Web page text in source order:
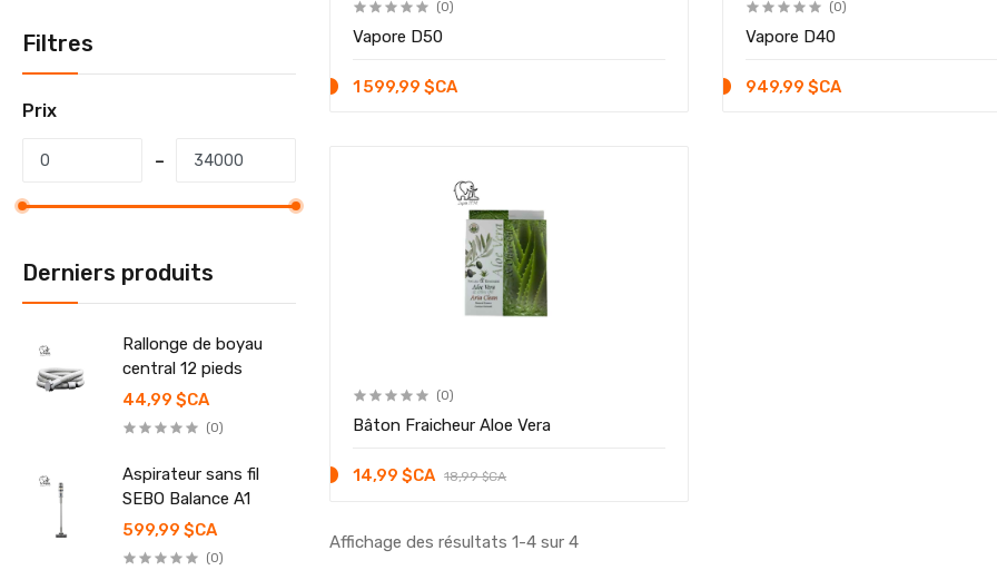
Filtres
Prix
Derniers produits
Rallonge de boyau
central 12 pieds
44,99 $CA
(0)
Aspirateur sans fil
SEBO Balance A1
599,99 $CA
(0)
(0)
Vapore D50
1 599,99 $CA
(0)
Vapore D40
949,99 $CA
(0)
Bâton Fraicheur Aloe Vera
14,99 $CA 18,99 $CA
Affichage des résultats 1-4 sur 4